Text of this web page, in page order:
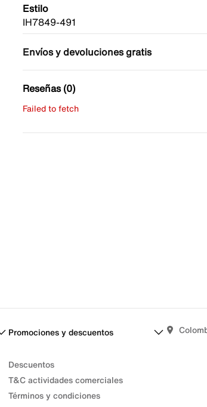
Estilo
IH7849-491
Envíos y devoluciones gratis
Reseñas (0)
Failed to fetch
Promociones y descuentos
Descuentos
T&C actividades comerciales
Términos y condiciones